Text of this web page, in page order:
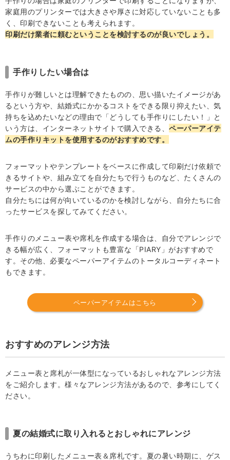
家庭用のプリンターでは大きさや厚さに対応していないことも多
く、印刷できないことも考えられます。
印刷だけ業者に頼むということを検討するのが良いでしょう。
手作りしたい場合は
手作りが難しいとは理解できたものの、思い描いたイメージがあ
るという方や、結婚式にかかるコストをできる限り抑えたい、気
持ちを込めたいなどの理由で「どうしても手作りにしたい！」と
いう方は、インターネットサイトで購入できる、 ペーパーアイテ
ムの手作りキットを使用するのがおすすめです。
フォーマットやテンプレートをベースに作成して印刷だけ依頼で
きるサイトや、組み立てを自分たちで行うものなど、たくさんの
サービスの中から選ぶことができます。
自分たちには何が向いているのかを検討しながら、自分たちに合
ったサービスを探してみてください。
手作りのメニュー表や席札を作成する場合は、自分でアレンジで
きる幅が広く、フォーマットも豊富な「PIARY」がおすすめで
す。その他、必要なペーパーアイテムのトータルコーディネート
もできます。
ペーパーアイテムはこちら
おすすめのアレンジ方法
メニュー表と席札が一体型になっているおしゃれなアレンジ方法
をご紹介します。様々なアレンジ方法があるので、参考にしてく
ださい。
夏の結婚式に取り入れるとおしゃれにアレンジ
うちわに印刷したメニュー表＆席札です。夏の暑い時期に、ゲス